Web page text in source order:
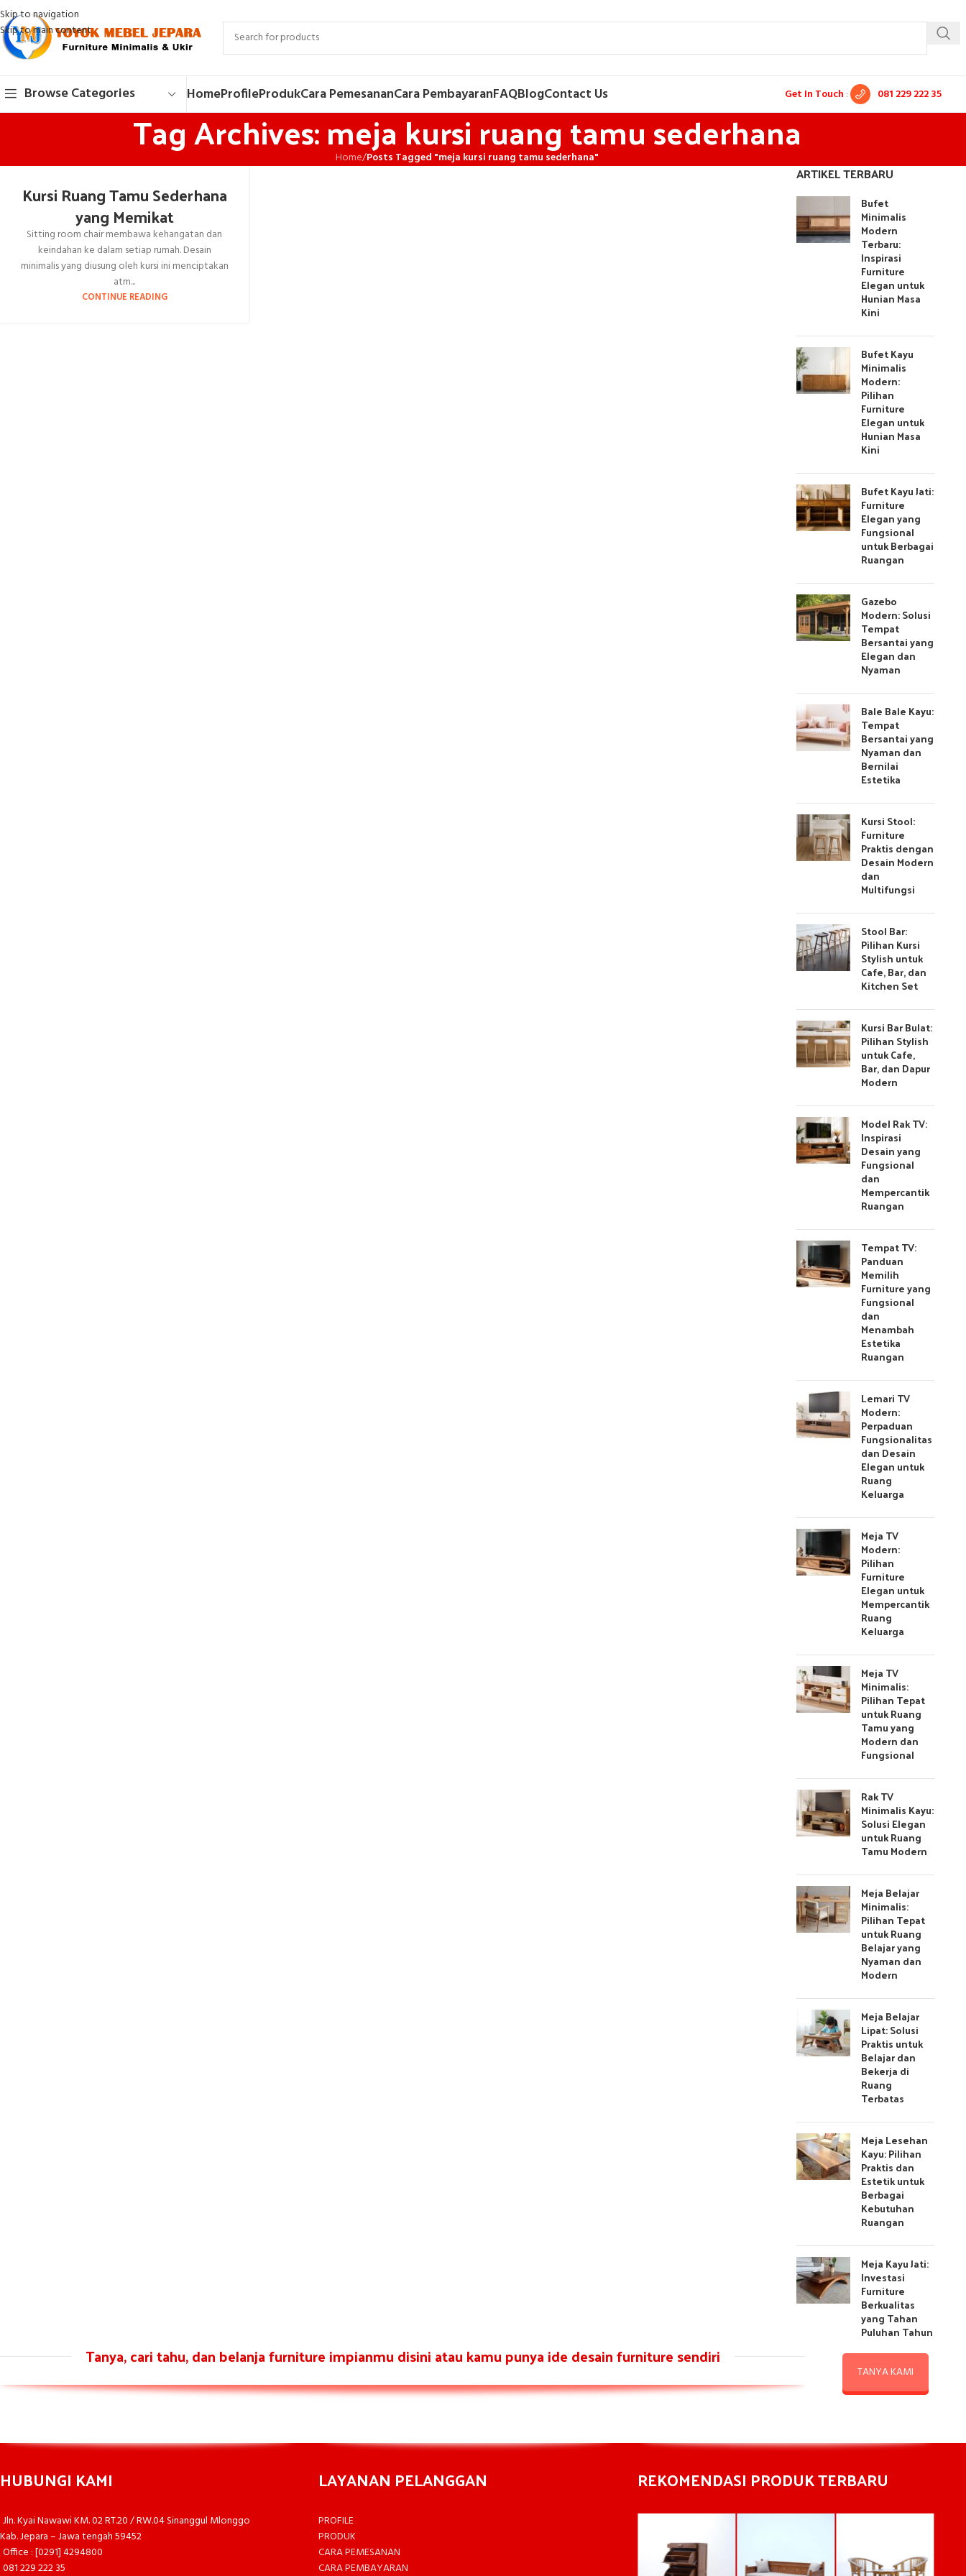
Skip to navigation
Skip to main content
Browse Categories HomeProfileProdukCara PemesananCara PembayaranFAQBlogContact Us Get In Touch : 081 229 222 35
Tag Archives: meja kursi ruang tamu sederhana
Home/Posts Tagged "meja kursi ruang tamu sederhana"
Kursi Ruang Tamu Sederhana
yang Memikat
Sitting room chair membawa kehangatan dan
keindahan ke dalam setiap rumah. Desain
minimalis yang diusung oleh kursi ini menciptakan
atm...
CONTINUE READING
ARTIKEL TERBARU
Bufet
Minimalis
Modern
Terbaru:
Inspirasi
Furniture
Elegan untuk
Hunian Masa
Kini
Bufet Kayu
Minimalis
Modern:
Pilihan
Furniture
Elegan untuk
Hunian Masa
Kini
Bufet Kayu Jati:
Furniture
Elegan yang
Fungsional
untuk Berbagai
Ruangan
Gazebo
Modern: Solusi
Tempat
Bersantai yang
Elegan dan
Nyaman
Bale Bale Kayu:
Tempat
Bersantai yang
Nyaman dan
Bernilai
Estetika
Kursi Stool:
Furniture
Praktis dengan
Desain Modern
dan
Multifungsi
Stool Bar:
Pilihan Kursi
Stylish untuk
Cafe, Bar, dan
Kitchen Set
Kursi Bar Bulat:
Pilihan Stylish
untuk Cafe,
Bar, dan Dapur
Modern
Model Rak TV:
Inspirasi
Desain yang
Fungsional
dan
Mempercantik
Ruangan
Tempat TV:
Panduan
Memilih
Furniture yang
Fungsional
dan
Menambah
Estetika
Ruangan
Lemari TV
Modern:
Perpaduan
Fungsionalitas
dan Desain
Elegan untuk
Ruang
Keluarga
Meja TV
Modern:
Pilihan
Furniture
Elegan untuk
Mempercantik
Ruang
Keluarga
Meja TV
Minimalis:
Pilihan Tepat
untuk Ruang
Tamu yang
Modern dan
Fungsional
Rak TV
Minimalis Kayu:
Solusi Elegan
untuk Ruang
Tamu Modern
Meja Belajar
Minimalis:
Pilihan Tepat
untuk Ruang
Belajar yang
Nyaman dan
Modern
Meja Belajar
Lipat: Solusi
Praktis untuk
Belajar dan
Bekerja di
Ruang
Terbatas
Meja Lesehan
Kayu: Pilihan
Praktis dan
Estetik untuk
Berbagai
Kebutuhan
Ruangan
Meja Kayu Jati:
Investasi
Furniture
Berkualitas
yang Tahan
Puluhan Tahun
Tanya, cari tahu, dan belanja furniture impianmu disini atau kamu punya ide desain furniture sendiri
TANYA KAMI
HUBUNGI KAMI
Jln. Kyai Nawawi KM. 02 RT.20 / RW.04 Sinanggul Mlonggo
Kab. Jepara – Jawa tengah 59452
Office : [0291] 4294800
081 229 222 35
LAYANAN PELANGGAN
PROFILE
PRODUK
CARA PEMESANAN
CARA PEMBAYARAN
REKOMENDASI PRODUK TERBARU